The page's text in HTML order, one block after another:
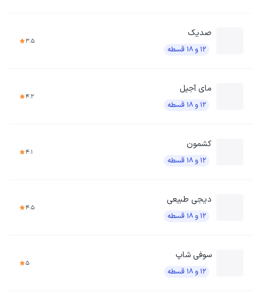
صدیک
۱۲ و ۱۸ قسطه
3.5
مای آجیل
۱۲ و ۱۸ قسطه
4.2
کشمون
۱۲ و ۱۸ قسطه
4.1
دیجی طبیعی
۱۲ و ۱۸ قسطه
4.5
سوفی شاپ
۱۲ و ۱۸ قسطه
5